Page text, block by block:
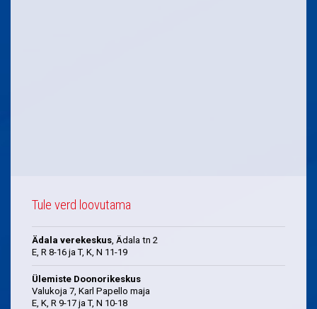
Tule verd loovutama
Ädala verekeskus , Ädala tn 2
E, R 8-16 ja T, K, N 11-19
Ülemiste Doonorikeskus
Valukoja 7, Karl Papello maja
E, K, R 9-17 ja T, N 10-18